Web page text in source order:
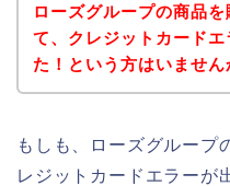
ローズグループの商品
て、クレジットカード
た！という方はいません
もしも、ローズグループ
レジットカードエラーが